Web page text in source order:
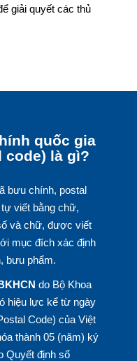
giải quyết các thủ
quốc gia
code) là gì?
bưu chính, postal
viết bằng chữ,
và chữ, được viết
mục đích xác định
bưu phẩm.
do Bộ Khoa
hiệu lực kể từ ngày
Code) của Việt
thành 05 (năm) ký
Quyết định số